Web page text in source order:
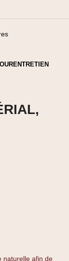
ENTRETIEN
naturelle afin de